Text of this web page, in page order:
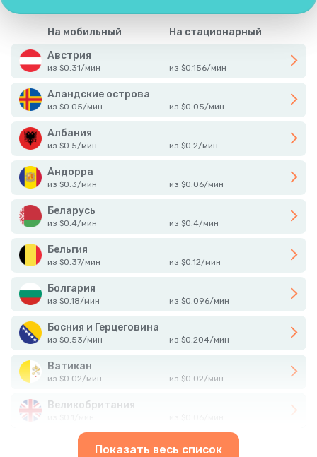
На мобильный
На стационарный
Австрия
из $0.31/мин из $0.156/мин
Аландские острова
из $0.05/мин из $0.05/мин
Албания
из $0.5/мин из $0.2/мин
Андорра
из $0.3/мин из $0.06/мин
Беларусь
из $0.4/мин из $0.4/мин
Бельгия
из $0.37/мин из $0.12/мин
Болгария
из $0.18/мин из $0.096/мин
Босния и Герцеговина
из $0.53/мин из $0.204/мин
Ватикан
из $0.02/мин из $0.02/мин
Великобритания
Показать весь список